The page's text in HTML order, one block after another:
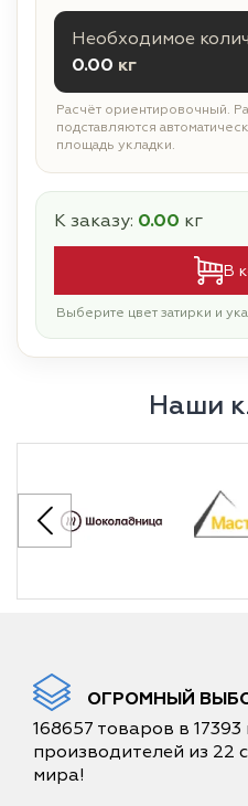
Необходимое
0.00 кг
Расчёт ориентировочный.
подставляются
площадь укладки.
К заказу: 0.00 кг
В
Выберите цвет затирки и
Наши
ОГРОМНЫЙ
168657 товаров в
производителей из 22
мира!